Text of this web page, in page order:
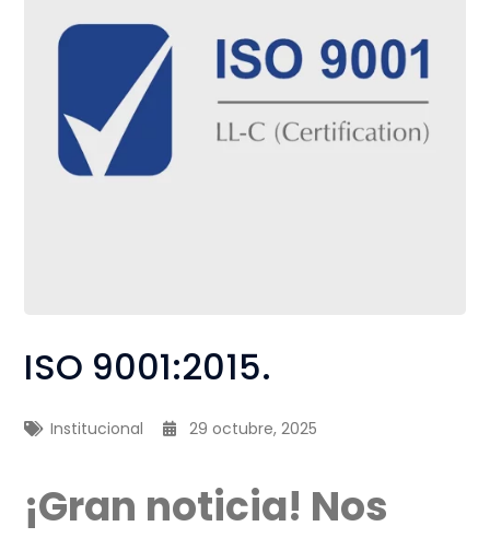
ISO 9001:2015.
Institucional 29 octubre, 2025
¡Gran noticia! Nos